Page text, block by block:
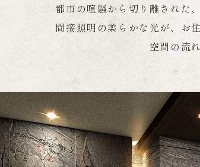
都市の喧騒から切り離された、
間接照明の柔らかな光が、
お
空間の流